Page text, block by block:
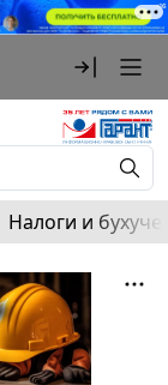
Налоги и